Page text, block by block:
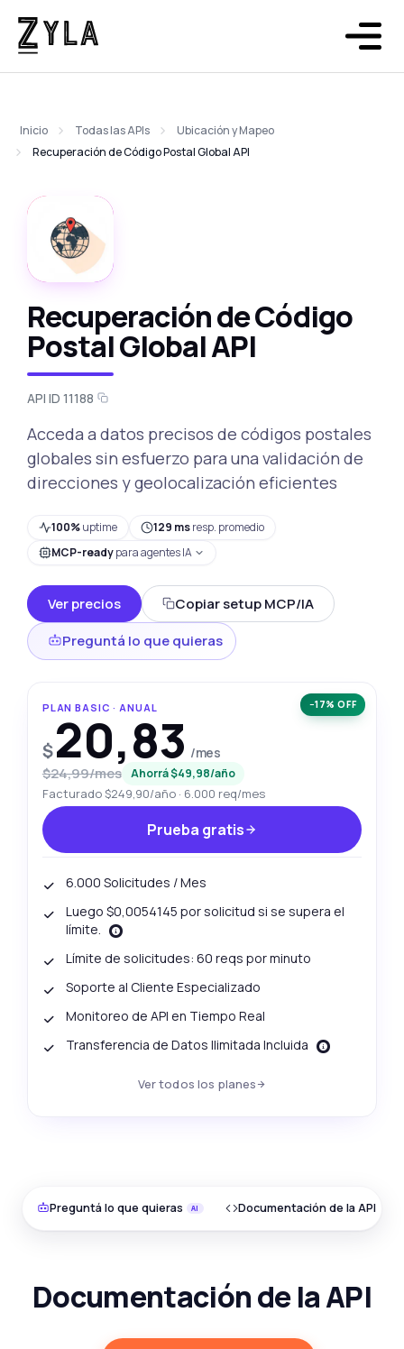
Inicio Todas las APIs
Ubicación y Mapeo
Recuperación de Código Postal Global API
Recuperación de Código
Postal Global API
API ID 11188
Acceda a datos precisos de códigos postales
globales sin esfuerzo para una validación de
direcciones y geolocalización eficientes
100%uptime 129 msresp. promedio
MCP-readypara agentes IA
Ver precios
Copiar setup MCP/IA
Preguntá lo que quieras
−17% OFF
PLAN BASIC · ANUAL
$20,83 /mes
$24,99/mes Ahorrá $49,98/año
Facturado $249,90/año · 6.000 req/mes
Prueba gratis
6.000 Solicitudes / Mes
Luego $0,0054145 por solicitud si se supera el
límite.
Límite de solicitudes: 60 reqs por minuto
Soporte al Cliente Especializado
Monitoreo de API en Tiempo Real
Transferencia de Datos Ilimitada Incluida
Ver todos los planes
Preguntá lo que quieras Documentación de la API
Documentación de la API